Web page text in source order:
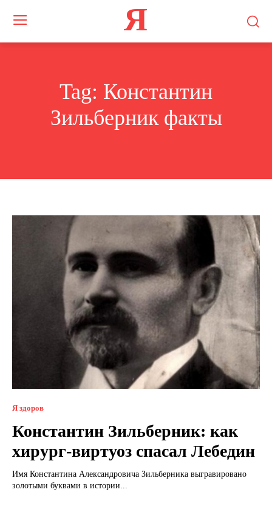
Я
Tag: Константин
Зильберник факты
Я здоров
Константин Зильберник: как
хирург-виртуоз спасал Лебедин
Имя Константина Александровича Зильберника выгравировано
золотыми буквами в истории...